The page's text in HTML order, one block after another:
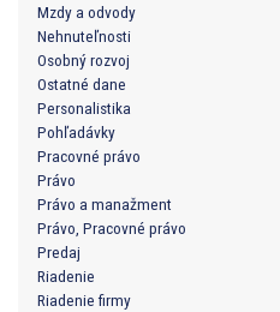
Mzdy a odvody
Nehnuteľnosti
Osobný rozvoj
Ostatné dane
Personalistika
Pohľadávky
Pracovné právo
Právo
Právo a manažment
Právo, Pracovné právo
Predaj
Riadenie
Riadenie firmy